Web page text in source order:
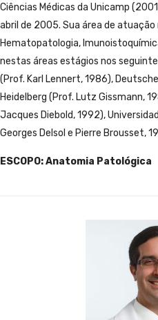
Ciências Médicas da Unicamp
abril de 2005. Sua área de
Hematopatologia,
nestas áreas estágios nos
(Prof. Karl Lennert, 1986),
Heidelberg (Prof. Lutz Gissmann,
Jacques Diebold, 1992),
Georges Delsol e Pierre Brousset,
ESCOPO: Anatomia Patológica